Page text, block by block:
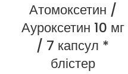
Атомоксетин /
Ауроксетин 10 мг
/ 7 капсул *
блістер